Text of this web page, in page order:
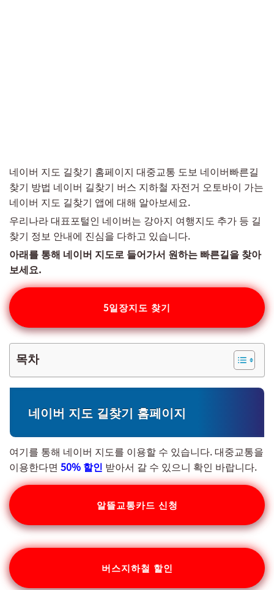
네이버 지도 길찾기 홈페이지 대중교통 도보 네이버빠른길
찾기 방법 네이버 길찾기 버스 지하철 자전거 오토바이 가는
네이버 지도 길찾기 앱에 대해 알아보세요.
우리나라 대표포털인 네이버는 강아지 여행지도 추가 등 길
찾기 정보 안내에 진심을 다하고 있습니다.
아래를 통해 네이버 지도로 들어가서 원하는 빠른길을 찾아
보세요.
5일장지도 찾기
목차
네이버 지도 길찾기 홈페이지
여기를 통해 네이버 지도를 이용할 수 있습니다. 대중교통을
이용한다면 50% 할인 받아서 갈 수 있으니 확인 바랍니다.
알뜰교통카드 신청
버스지하철 할인